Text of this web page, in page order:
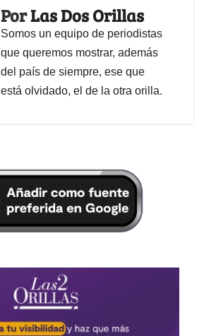
PorLas Dos Orillas
Somos un equipo de periodistas
que queremos mostrar, además
del país de siempre, ese que
está olvidado, el de la otra orilla.